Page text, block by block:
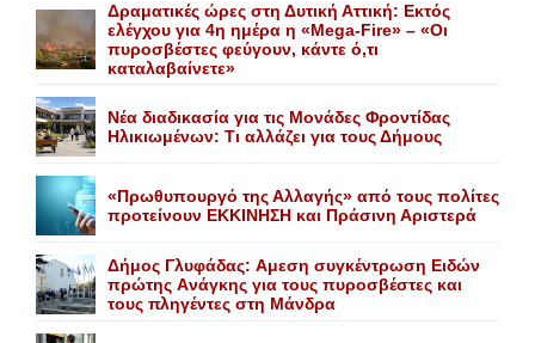
Δραματικές ώρες στη Δυτική Αττική: Εκτός
ελέγχου για 4η ημέρα η «Mega-Fire» – «Οι
πυροσβέστες φεύγουν, κάντε ό,τι
καταλαβαίνετε»
Nέα διαδικασία για τις Mονάδες Φροντίδας
Hλικιωμένων: Tι αλλάζει για τους Δήμους
«Πρωθυπουργό της Αλλαγής» από τους πολίτες
προτείνουν EKKINHΣΗ και Πράσινη Αριστερά
Δήμος Γλυφάδας: Aμεση συγκέντρωση Eιδών
πρώτης Aνάγκης για τους πυροσβέστες και
τους πληγέντες στη Mάνδρα